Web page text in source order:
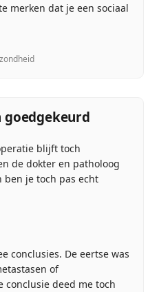
merken dat je een sociaal
goedgekeurd
blijft toch
de dokter en patholoog
ben je toch pas echt
conclusies. De eertse was
of
conclusie deed me toch